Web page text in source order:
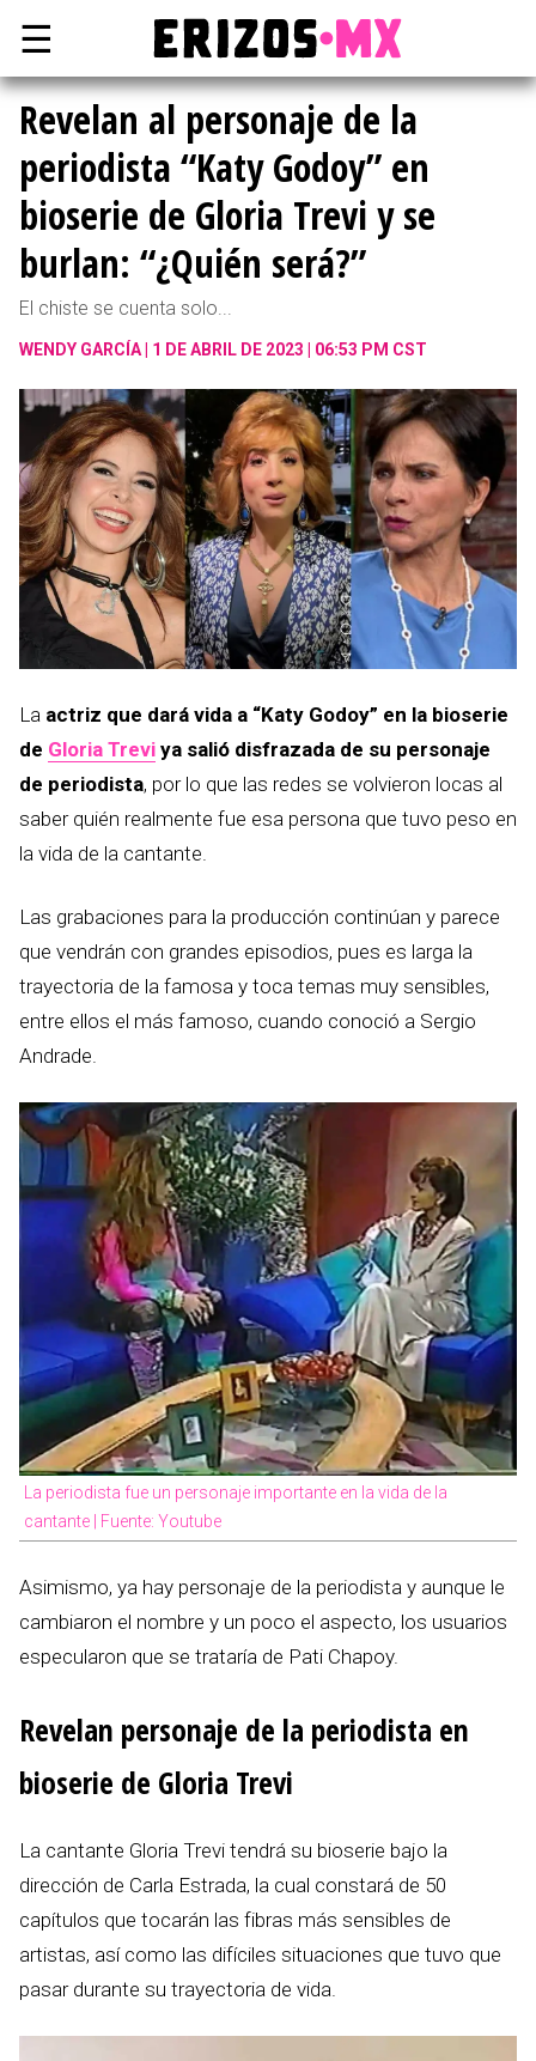
☰
Revelan al personaje de la
periodista “Katy Godoy” en
bioserie de Gloria Trevi y se
burlan: “¿Quién será?”
El chiste se cuenta solo...
WENDY GARCÍA 1 DE ABRIL DE 2023 | 06:53 PM CST
La actriz que dará vida a “Katy Godoy” en la bioserie
de Gloria Trevi ya salió disfrazada de su personaje
de periodista, por lo que las redes se volvieron locas al
saber quién realmente fue esa persona que tuvo peso en
la vida de la cantante.
Las grabaciones para la producción continúan y parece
que vendrán con grandes episodios, pues es larga la
trayectoria de la famosa y toca temas muy sensibles,
entre ellos el más famoso, cuando conoció a Sergio
Andrade.
La periodista fue un personaje importante en la vida de la
cantante | Fuente: Youtube
Asimismo, ya hay personaje de la periodista y aunque le
cambiaron el nombre y un poco el aspecto, los usuarios
especularon que se trataría de Pati Chapoy.
Revelan personaje de la periodista en
bioserie de Gloria Trevi
La cantante Gloria Trevi tendrá su bioserie bajo la
dirección de Carla Estrada, la cual constará de 50
capítulos que tocarán las fibras más sensibles de
artistas, así como las difíciles situaciones que tuvo que
pasar durante su trayectoria de vida.